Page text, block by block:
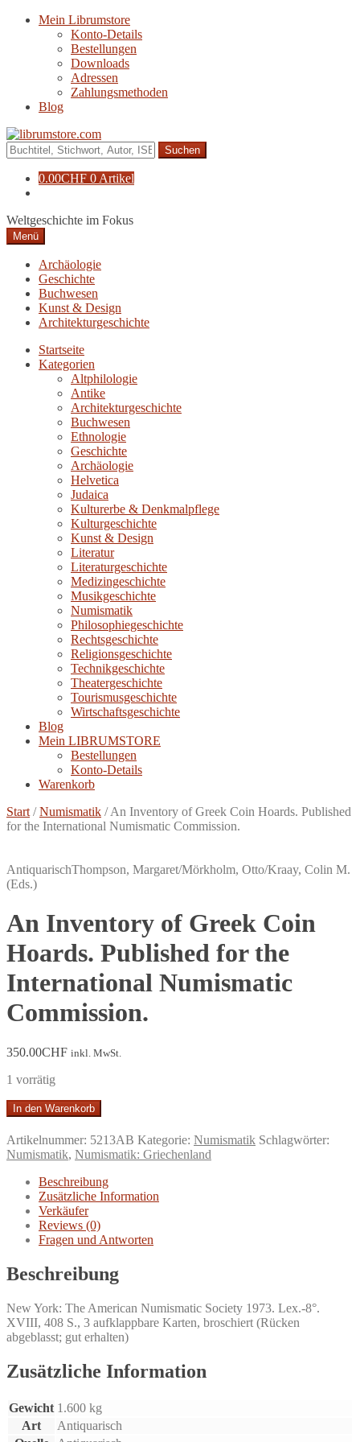
Navigation
Zum
Mein Librumstore
Konto-Details
Bestellungen
Downloads
Adressen
Zahlungsmethoden
Blog
Suche
nach:
0.00CHF 0 Artikel
Weltgeschichte im Fokus
Menü
Archäologie
Geschichte
Buchwesen
Kunst & Design
Architekturgeschichte
Startseite
Kategorien
Altphilologie
Antike
Architekturgeschichte
Buchwesen
Ethnologie
Geschichte
Archäologie
Helvetica
Judaica
Kulturerbe & Denkmalpflege
Kulturgeschichte
Kunst & Design
Literatur
Literaturgeschichte
Medizingeschichte
Musikgeschichte
Numismatik
Philosophiegeschichte
Rechtsgeschichte
Religionsgeschichte
Technikgeschichte
Theatergeschichte
Tourismusgeschichte
Wirtschaftsgeschichte
Blog
Mein LIBRUMSTORE
Bestellungen
Konto-Details
Warenkorb
Start /Numismatik /An Inventory of Greek Coin Hoards. Published
for the International Numismatic Commission.
AntiquarischThompson, Margaret/Mörkholm, Otto/Kraay, Colin M.
(Eds.)
An Inventory of Greek Coin
Hoards. Published for the
International Numismatic
Commission.
350.00CHF inkl. MwSt.
1 vorrätig
An
Inventory
of
Greek
Coin
Hoards.
Published
International
Numismatic
Commission.
Menge
In den Warenkorb
Artikelnummer: 5213AB Kategorie: Numismatik Schlagwörter:
Numismatik, Numismatik: Griechenland
Beschreibung
Zusätzliche Information
Verkäufer
Reviews (0)
Fragen und Antworten
Beschreibung
New York: The American Numismatic Society 1973. Lex.-8°.
XVIII, 408 S., 3 aufklappbare Karten, broschiert (Rücken
abgeblasst; gut erhalten)
Zusätzliche Information
Gewicht 1.600 kg
Art
Antiquarisch